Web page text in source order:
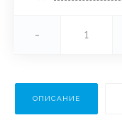
-
ОПИСАНИЕ